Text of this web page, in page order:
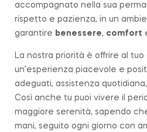
accompagnato nella sua
rispetto e pazienza, in un
garantire benessere, comfort
La nostra priorità è offrire al
un’esperienza piacevole e
adeguati, assistenza
Così anche tu puoi vivere il
maggiore serenità, sapendo
mani, seguito ogni giorno con